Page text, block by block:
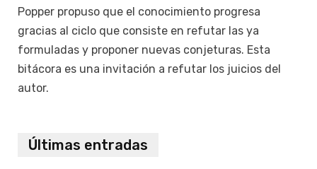
Popper propuso que el conocimiento progresa
gracias al ciclo que consiste en refutar las ya
formuladas y proponer nuevas conjeturas. Esta
bitácora es una invitación a refutar los juicios del
autor.
Últimas entradas